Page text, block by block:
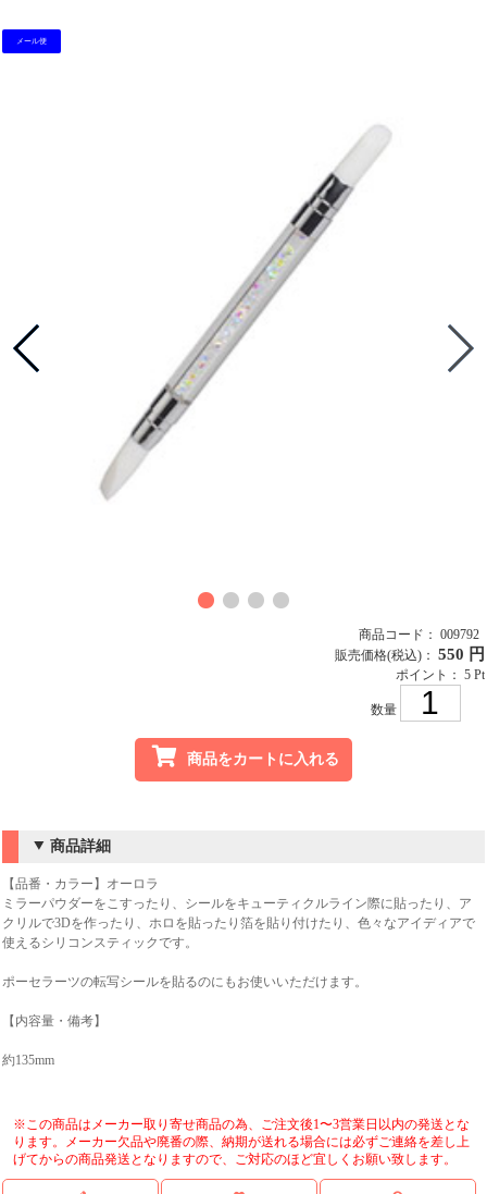
メール便
商品コード： 009792
販売価格(税込)： 550 円
ポイント： 5 Pt
数量
商品をカートに入れる
商品詳細
【品番・カラー】オーロラ
ミラーパウダーをこすったり、シールをキューティクルライン際に貼ったり、ア
クリルで3Dを作ったり、ホロを貼ったり箔を貼り付けたり、色々なアイディアで
使えるシリコンスティックです。
ポーセラーツの転写シールを貼るのにもお使いいただけます。
【内容量・備考】
約135mm
※この商品はメーカー取り寄せ商品の為、ご注文後1〜3営業日以内の発送とな
ります。メーカー欠品や廃番の際、納期が送れる場合には必ずご連絡を差し上
げてからの商品発送となりますので、ご対応のほど宜しくお願い致します。